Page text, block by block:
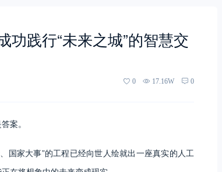
践行“未来之城”的智慧交
0 17.16W 0
案。
国家大事”的工程已经向世人绘就出一座真实的人工